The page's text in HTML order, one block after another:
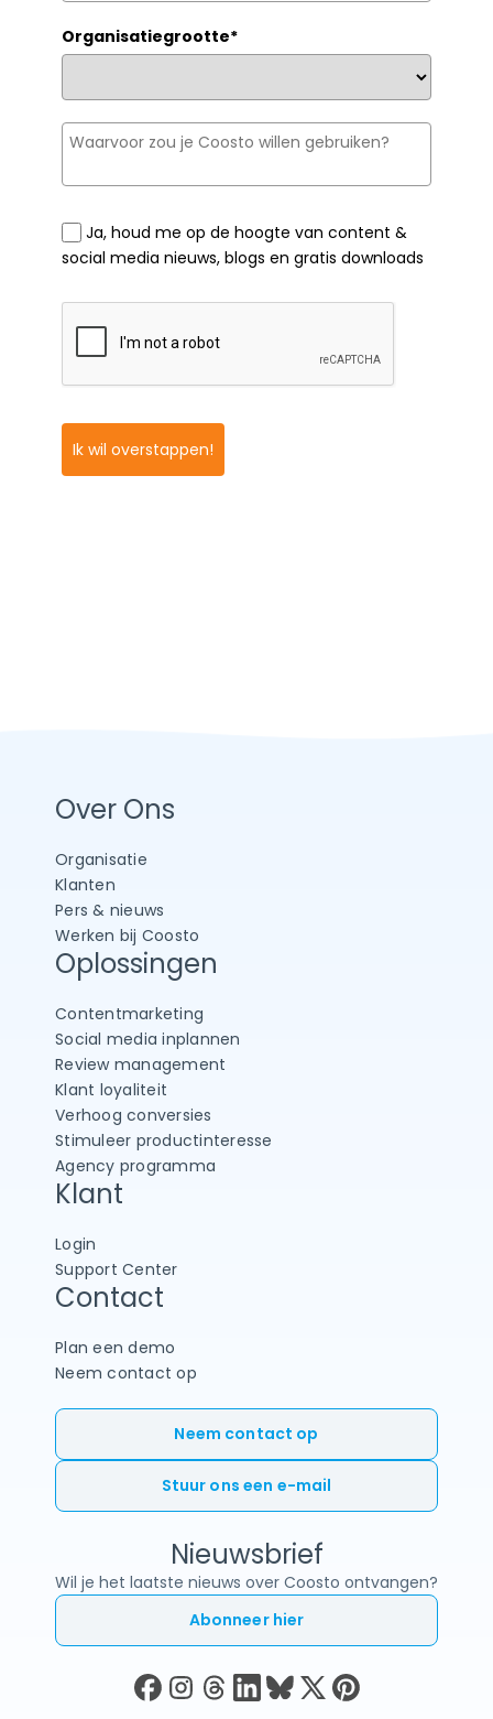
Organisatiegrootte*
Ja, houd me op de hoogte van content &
social media nieuws, blogs en gratis downloads
Ik wil overstappen!
Neem contact op
Stuur ons een e-mail
Nieuwsbrief
Wil je het laatste nieuws over Coosto ontvangen?
Abonneer hier
Over Ons
Organisatie
Klanten
Pers & nieuws
Werken bij Coosto
Oplossingen
Contentmarketing
Social media inplannen
Review management
Klant loyaliteit
Verhoog conversies
Stimuleer productinteresse
Agency programma
Klant
Login
Support Center
Contact
Plan een demo
Neem contact op